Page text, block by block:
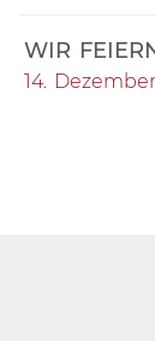
WIR
14.